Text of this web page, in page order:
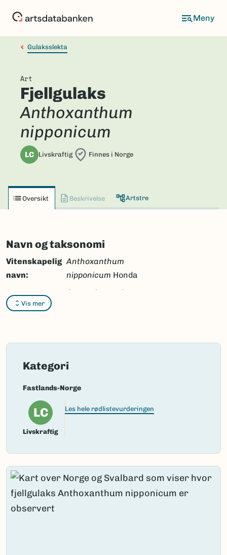
Gulaksslekta
Art
Fjellgulaks
Anthoxanthum
nipponicum
LC Livskraftig Finnes i Norge
Oversikt Beskrivelse Artstre
Navn og taksonomi
Vis mer
Vitenskapelig
navn:
Anthoxanthum
nipponicum Honda
Synonymer:
Anthoxanthum odoratum
Bokmål:fjellgulaks
Nynorsk:
fjellgulaks
Nordsamisk/Davvisámegiella:
Vitenskapelig navn ID:
Takson ID:130454
Gå til Nortaxa for flere detaljer
(Ekstern lenke)
Kategori
Fastlands-Norge
LC
Livskraftig
Les hele rødlistevurderingen